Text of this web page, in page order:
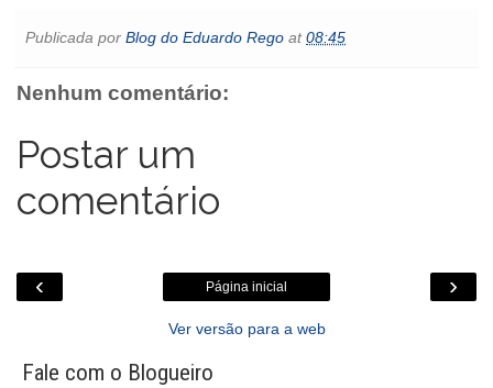
b
k
t
s
p
l
e
e
o
.
m
e
t
Publicada por Blog do Eduardo Rego at08:45
Nenhum comentário:
Postar um
comentário
‹ ›
Página inicial
Ver versão para a web
Fale com o Blogueiro